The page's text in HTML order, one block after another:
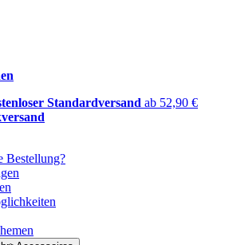
Standardversand ab 52,90 €
Bestellung?